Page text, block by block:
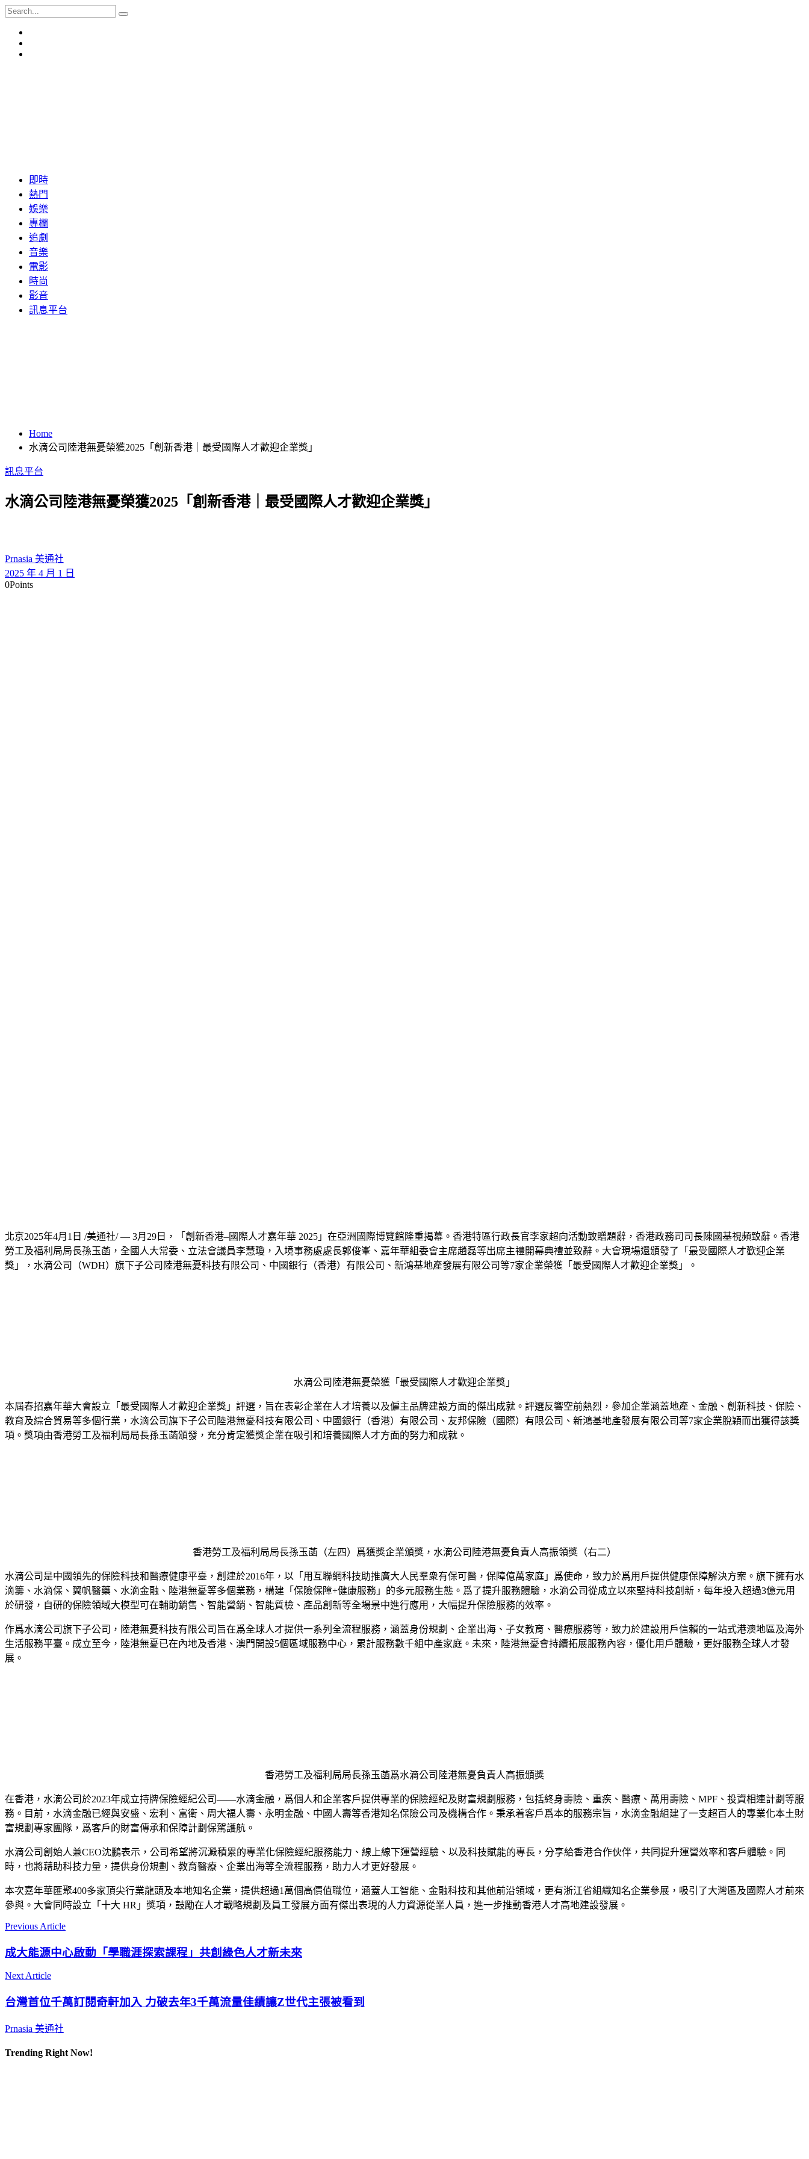
即時
熱門
娛樂
專欄
追劇
音樂
電影
時尚
影音
訊息平台
Home
水滴公司陸港無憂榮獲2025「創新香港｜最受國際人才歡迎企業獎」
訊息平台
水滴公司陸港無憂榮獲2025「創新香港｜最受國際人才歡迎企業獎」
Prnasia 美通社
2025 年 4 月 1 日
0Points
北京2025年4月1日 /美通社/ — 3月29日， 「 創新香港–國際人才嘉年華 2025 」 在亞洲國際博覽館隆重揭幕。香港特區行政長官李家超向活動致贈題辭，香港政務司司長陳國基視頻致辭。香港
勞工及福利局局長孫玉菡，全國人大常委、立法會議員李慧瓊，入境事務處處長郭俊峯、嘉年華組委會主席趙磊等出席主禮開幕典禮並致辭。大會現場還頒發了「最受國際人才歡迎企業
獎」，水滴公司（WDH）旗下子公司陸港無憂科技有限公司、中國銀行（香港）有限公司、新鴻基地產發展有限公司等7家企業榮獲「最受國際人才歡迎企業獎」。
水滴公司陸港無憂榮獲「最受國際人才歡迎企業獎」
本屆春招嘉年華大會設立「最受國際人才歡迎企業獎」評選，旨在表彰企業在人才培養以及僱主品牌建設方面的傑出成就。評選反響空前熱烈，參加企業涵蓋地產、金融、創新科技、保險、
教育及綜合貿易等多個行業，水滴公司旗下子公司陸港無憂科技有限公司、中國銀行（香港）有限公司、友邦保險（國際）有限公司、新鴻基地產發展有限公司等7家企業脫穎而出獲得該獎
項。獎項由香港勞工及福利局局長孫玉菡頒發，充分肯定獲獎企業在吸引和培養國際人才方面的努力和成就。
香港勞工及福利局局長孫玉菡（左四）爲獲獎企業頒獎，水滴公司陸港無憂負責人高振領獎（右二）
水滴公司是中國領先的保險科技和醫療健康平臺，創建於2016年，以「用互聯網科技助推廣大人民羣衆有保可醫，保障億萬家庭」爲使命，致力於爲用戶提供健康保障解決方案。旗下擁有水
滴籌、水滴保、翼帆醫藥、水滴金融、陸港無憂等多個業務，構建「保險保障+健康服務」的多元服務生態。爲了提升服務體驗，水滴公司從成立以來堅持科技創新，每年投入超過3億元用
於研發，自研的保險領域大模型可在輔助銷售、智能營銷、智能質檢、產品創新等全場景中進行應用，大幅提升保險服務的效率。
作爲水滴公司旗下子公司，陸港無憂科技有限公司旨在爲全球人才提供一系列全流程服務，涵蓋身份規劃、企業出海、子女教育、醫療服務等，致力於建設用戶信賴的一站式港澳地區及海外
生活服務平臺。成立至今，陸港無憂已在內地及香港、澳門開設5個區域服務中心，累計服務數千組中產家庭。未來，陸港無憂會持續拓展服務內容，優化用戶體驗，更好服務全球人才發
展。
香港勞工及福利局局長孫玉菡爲水滴公司陸港無憂負責人高振頒獎
在香港，水滴公司於2023年成立持牌保險經紀公司——水滴金融，爲個人和企業客戶提供專業的保險經紀及財富規劃服務，包括終身壽險、重疾、醫療、萬用壽險、MPF、投資相連計劃等服
務。目前，水滴金融已經與安盛、宏利、富衛、周大福人壽、永明金融、中國人壽等香港知名保險公司及機構合作。秉承着客戶爲本的服務宗旨，水滴金融組建了一支超百人的專業化本土財
富規劃專家團隊，爲客戶的財富傳承和保障計劃保駕護航。
水滴公司創始人兼CEO沈鵬表示，公司希望將沉澱積累的專業化保險經紀服務能力、線上線下運營經驗、以及科技賦能的專長，分享給香港合作伙伴，共同提升運營效率和客戶體驗。同
時，也將藉助科技力量，提供身份規劃、教育醫療、企業出海等全流程服務，助力人才更好發展。
本次嘉年華匯聚400多家頂尖行業龍頭及本地知名企業，提供超過1萬個高價值職位，涵蓋人工智能、金融科技和其他前沿領域，更有浙江省組織知名企業參展，吸引了大灣區及國際人才前來
參與。大會同時設立「十大 HR」獎項，鼓勵在人才戰略規劃及員工發展方面有傑出表現的人力資源從業人員，進一步推動香港人才高地建設發展。
Previous Article
成大能源中心啟動「學職涯探索課程」共創綠色人才新未來
Next Article
台灣首位千萬訂閱奇軒加入 力破去年3千萬流量佳績讓Z世代主張被看到
Prnasia 美通社
Trending Right Now!